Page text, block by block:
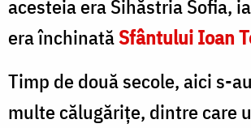
acesteia era Sihăstria Sofia,
era închinatăSfântului Ioan
Timp de două secole, aici s-
multe călugărițe, dintre care